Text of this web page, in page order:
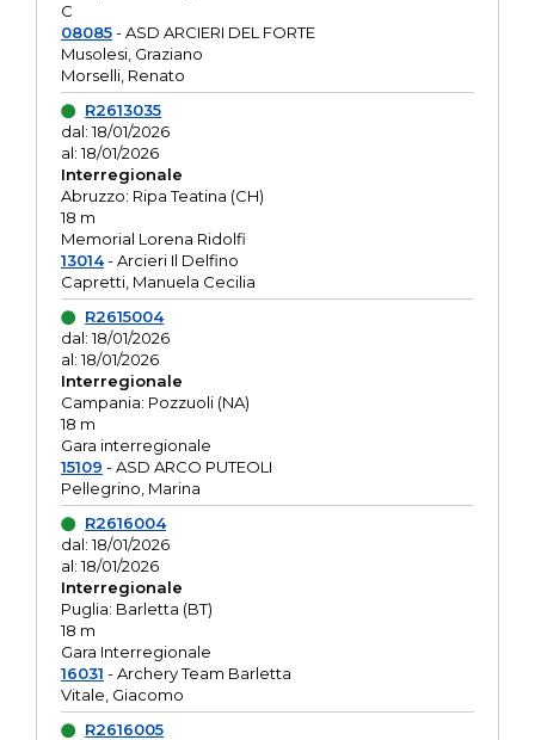
C
08085- ASD ARCIERI DEL FORTE
Musolesi, Graziano
Morselli, Renato
R2613035
dal: 18/01/2026
al: 18/01/2026
Interregionale
Abruzzo: Ripa Teatina (CH)
18 m
Memorial Lorena Ridolfi
13014- Arcieri Il Delfino
Capretti, Manuela Cecilia
R2615004
dal: 18/01/2026
al: 18/01/2026
Interregionale
Campania: Pozzuoli (NA)
18 m
Gara interregionale
15109 - ASD ARCO PUTEOLI
Pellegrino, Marina
R2616004
dal: 18/01/2026
al: 18/01/2026
Interregionale
Puglia: Barletta (BT)
18 m
Gara Interregionale
16031 - Archery Team Barletta
Vitale, Giacomo
R2616005